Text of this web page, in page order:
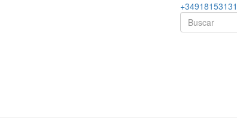
+34918153131